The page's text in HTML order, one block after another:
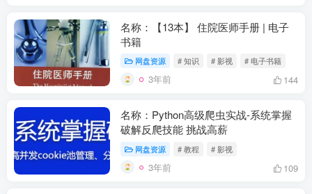
名称：【13本】 住院医师手册 | 电子
书籍
网盘资源 # 知识 # 影视 # 电子书籍
3年前 144
名称：Python高级爬虫实战-系统掌握
破解反爬技能 挑战高薪
网盘资源 # 教程 # 影视
3年前 109